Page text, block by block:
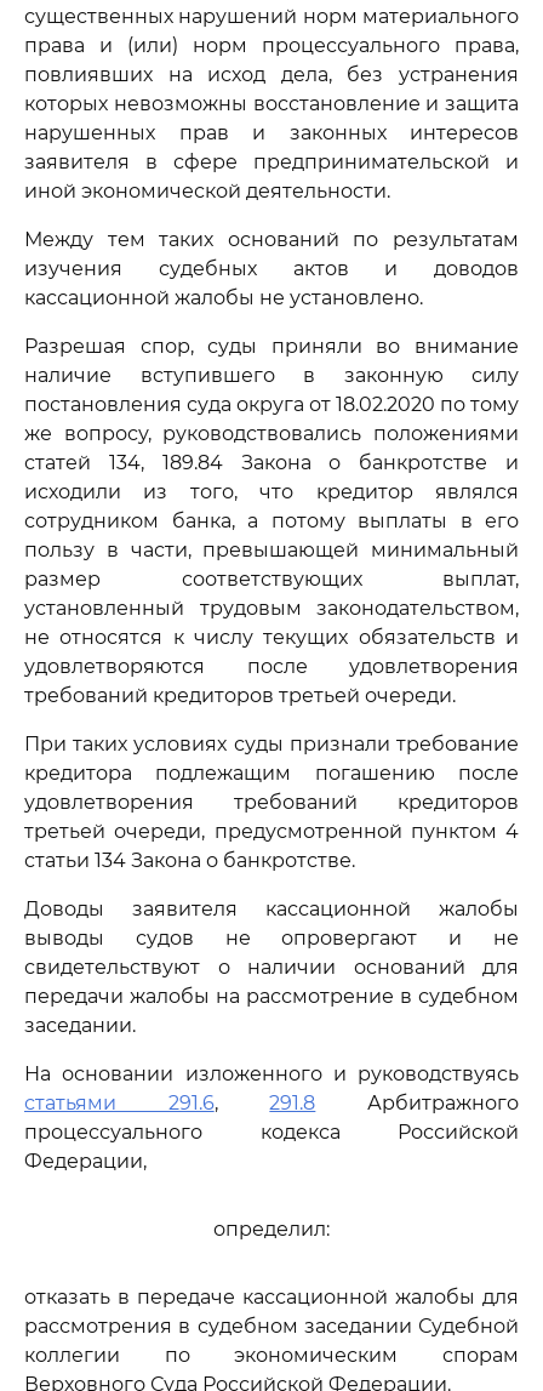
существенных нарушений норм материального
права и (или) норм процессуального права,
повлиявших на исход дела, без устранения
которых невозможны восстановление и защита
нарушенных прав и законных интересов
заявителя в сфере предпринимательской и
иной экономической деятельности.
Между тем таких оснований по результатам
изучения судебных актов и доводов
кассационной жалобы не установлено.
Разрешая спор, суды приняли во внимание
наличие вступившего в законную силу
постановления суда округа от 18.02.2020 по тому
же вопросу, руководствовались положениями
статей 134, 189.84 Закона о банкротстве и
исходили из того, что кредитор являлся
сотрудником банка, а потому выплаты в его
пользу в части, превышающей минимальный
размер соответствующих выплат,
установленный трудовым законодательством,
не относятся к числу текущих обязательств и
удовлетворяются после удовлетворения
требований кредиторов третьей очереди.
При таких условиях суды признали требование
кредитора подлежащим погашению после
удовлетворения требований кредиторов
третьей очереди, предусмотренной пунктом 4
статьи 134 Закона о банкротстве.
Доводы заявителя кассационной жалобы
выводы судов не опровергают и не
свидетельствуют о наличии оснований для
передачи жалобы на рассмотрение в судебном
заседании.
На основании изложенного и руководствуясь
статьями 291.6,291.8 Арбитражного
процессуального кодекса Российской
Федерации,
определил:
отказать в передаче кассационной жалобы для
рассмотрения в судебном заседании Судебной
коллегии по экономическим спорам
Верховного Суда Российской Федерации.